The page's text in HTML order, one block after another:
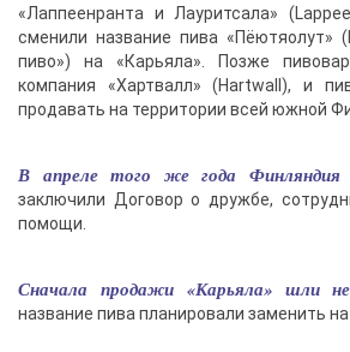
«Лаппеенранта и Лауритсала»
сменили название пива «Пёютяолут»
пиво») на «Карьяла». Позже
компания «Хартвалл» (Hartwall), и
продавать на территории всей южной
В апреле того же года
заключили Договор о дружбе,
помощи.
Сначала продажи «Карьяла» шли
название пива планировали заменить на